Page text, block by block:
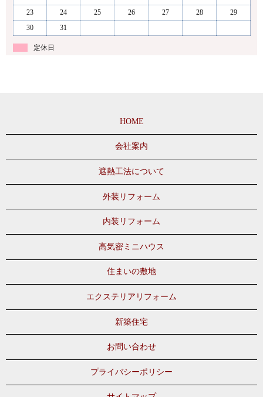
23
24 25 26 27 28
29
30
31
定休日
HOME
会社案内
遮熱工法について
外装リフォーム
内装リフォーム
高気密ミニハウス
住まいの敷地
エクステリアリフォーム
新築住宅
お問い合わせ
プライバシーポリシー